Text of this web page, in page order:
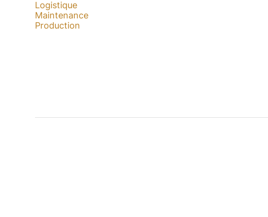
Logistique
Maintenance
Production